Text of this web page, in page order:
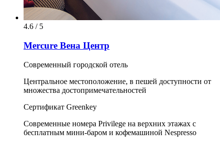
4.6 / 5
Mercure Вена Центр
Современный городской отель
Центральное местоположение, в пешей доступности от
множества достопримечательностей
Сертификат Greenkey
Современные номера Privilege на верхних этажах с
бесплатным мини-баром и кофемашиной Nespresso